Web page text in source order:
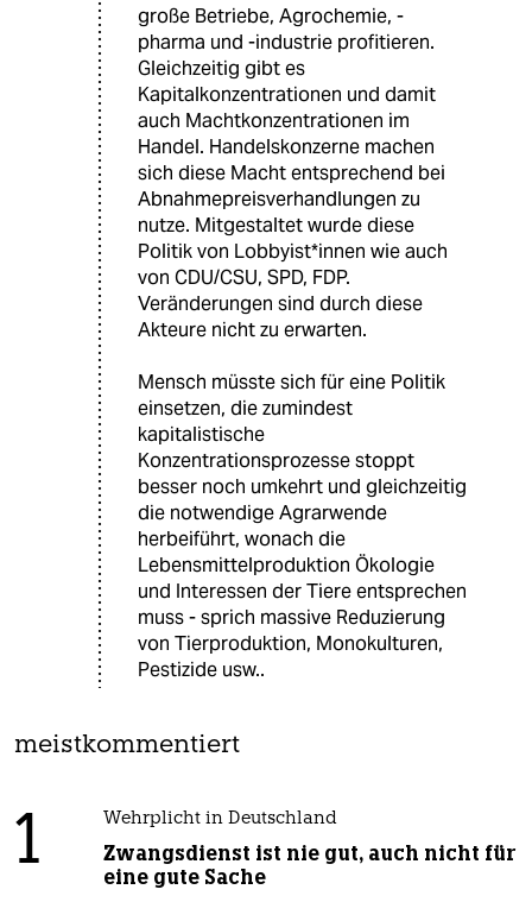
große Betriebe, Agrochemie, -
pharma und -industrie profitieren.
Gleichzeitig gibt es
Kapitalkonzentrationen und damit
auch Machtkonzentrationen im
Handel. Handelskonzerne machen
sich diese Macht entsprechend bei
Abnahmepreisverhandlungen zu
nutze. Mitgestaltet wurde diese
Politik von Lobbyist*innen wie auch
von CDU/CSU, SPD, FDP.
Veränderungen sind durch diese
Akteure nicht zu erwarten.
Mensch müsste sich für eine Politik
einsetzen, die zumindest
kapitalistische
Konzentrationsprozesse stoppt
besser noch umkehrt und gleichzeitig
die notwendige Agrarwende
herbeiführt, wonach die
Lebensmittelproduktion Ökologie
und Interessen der Tiere entsprechen
muss - sprich massive Reduzierung
von Tierproduktion, Monokulturen,
Pestizide usw..
meistkommentiert
1 Wehrplicht in Deutschland
Zwangsdienst ist nie gut, auch nicht für
eine gute Sache